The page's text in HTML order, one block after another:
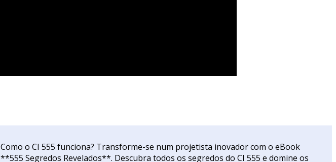
Como o CI 555 funciona? Transforme-se num projetista inovador com o eBook
**555 Segredos Revelados**. Descubra todos os segredos do CI 555 e domine os